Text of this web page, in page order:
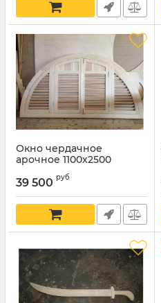
Окно чердачное
арочное 1100х2500
39 500 руб